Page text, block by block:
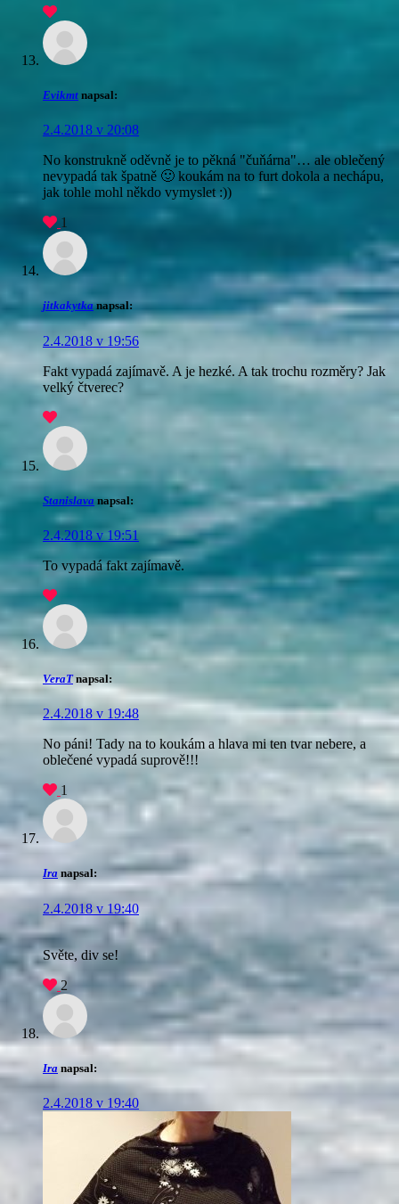
Evikmt napsal:
2.4.2018 v 20:08
No konstrukně oděvně je to pěkná "čuňárna"… ale oblečený
nevypadá tak špatně 🙂 koukám na to furt dokola a nechápu,
jak tohle mohl někdo vymyslet :))
1
jitkakytka napsal:
2.4.2018 v 19:56
Fakt vypadá zajímavě. A je hezké. A tak trochu rozměry? Jak
velký čtverec?
Stanislava napsal:
2.4.2018 v 19:51
To vypadá fakt zajímavě.
VeraT napsal:
2.4.2018 v 19:48
No páni! Tady na to koukám a hlava mi ten tvar nebere, a
oblečené vypadá suprově!!!
1
Ira napsal:
2.4.2018 v 19:40
Světe, div se!
2
Ira napsal:
2.4.2018 v 19:40